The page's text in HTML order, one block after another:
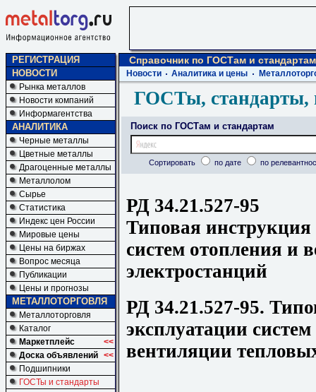
РЕГИСТРАЦИЯ
НОВОСТИ
Рынка металлов
Новости компаний
Информагентства
АНАЛИТИКА
Черные металлы
Цветные металлы
Драгоценные металлы
Металлолом
Сырье
Статистика
Индекс цен России
Мировые цены
Цены на биржах
Вопрос месяца
Публикации
Цены и прогнозы
МЕТАЛЛОТОРГОВЛЯ
Металлоторговля
Каталог
Маркетплейс
<<
Доска объявлений <<
Подшипники
ГОСТы и стандарты
Справочник по ГОСТам и стандартам
Новости Аналитика и цены
ГОСТы, стандарты,
Поиск по ГОСТам и стандартам
Сортировать по дате по
РД 34.21.527-95
Типовая инструкция
систем отопления и
электростанций
РД 34.21.527-95.
эксплуатации
вентиляции